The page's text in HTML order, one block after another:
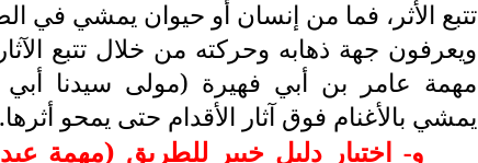
تتبع الأثر، فما من إنسان أو حيوان يمشي في
ويعرفون جهة ذهابه وحركته من خلال تتبع
مهمة عامر بن أبي فهيرة (مولى سيدنا
يمشي بالأغنام فوق آثار الأقدام حتى يمحو أثرها.
و- اختيار دليل خبير للطريق (مهمة